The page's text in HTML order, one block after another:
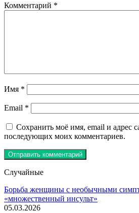
Комментарий *
Имя *
Email *
Сохранить моё имя, email и адрес
последующих моих комментариев.
Случайные
Борьба женщины с необычными
«множественный инсульт»
05.03.2026